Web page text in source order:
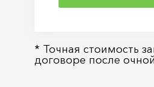
* Точная стоимость
договоре после